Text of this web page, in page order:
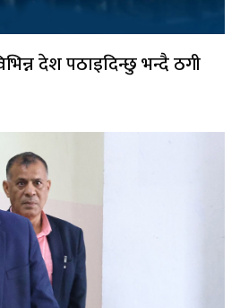
देश पठाइदिन्छु भन्दै ठगी